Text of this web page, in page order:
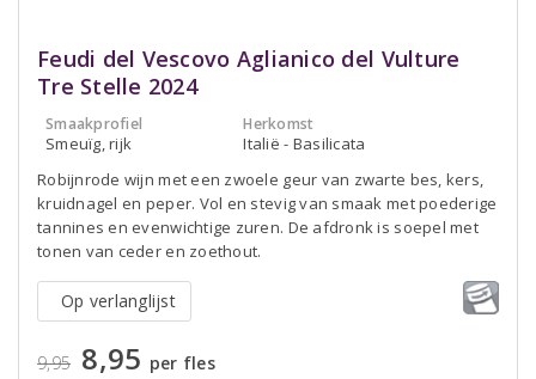
Feudi del Vescovo Aglianico del Vulture
Tre Stelle 2024
Smaakprofiel
Smeuïg, rijk
Herkomst
Italië - Basilicata
Robijnrode wijn met een zwoele geur van zwarte bes, kers,
kruidnagel en peper. Vol en stevig van smaak met poederige
tannines en evenwichtige zuren. De afdronk is soepel met
tonen van ceder en zoethout.
Op verlanglijst
9,95 8,95 per fles